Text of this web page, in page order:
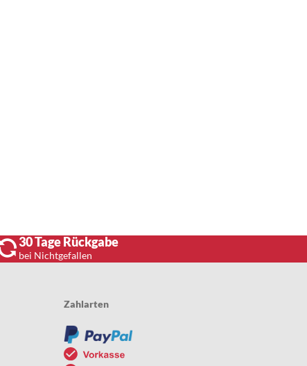
30 Tage Rückgabe
bei Nichtgefallen
Zahlarten